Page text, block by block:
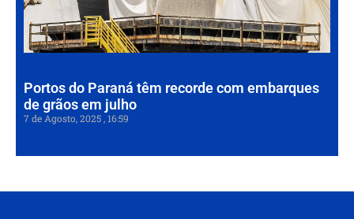
Portos do Paraná têm recorde com embarques
de grãos em julho
7 de Agosto, 2025 16:59